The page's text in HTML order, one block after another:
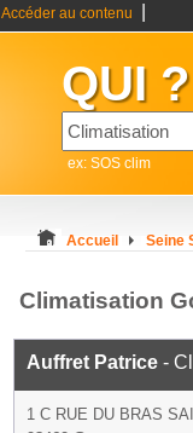
Accéder au contenu
QUI ?
ex: SOS clim
Accueil Seine
Climatisation
Auffret Patrice -
1 C RUE DU BRAS